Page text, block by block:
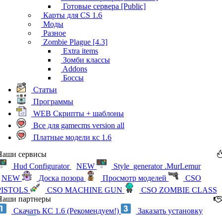
Готовые сервера [Public]
Карты для CS 1.6
Моды
Разное
Zombie Plague [4.3]
Extra items
Зомби классы
Addons
Боссы
Статьи
Программы
WEB Скрипты + шаблоны
Все для gamecms version all
Платные модели кс 1.6
сервисы
Hud Configurator
NEW
Style_generator .MurLemur
NEW
Доска позора Просмотр моделей
CSO
CSO MACHINE GUN
CSO ZOMBIE CLASS
партнеры
Скачать КС 1.6 (Рекомендуем!)
Заказать установку